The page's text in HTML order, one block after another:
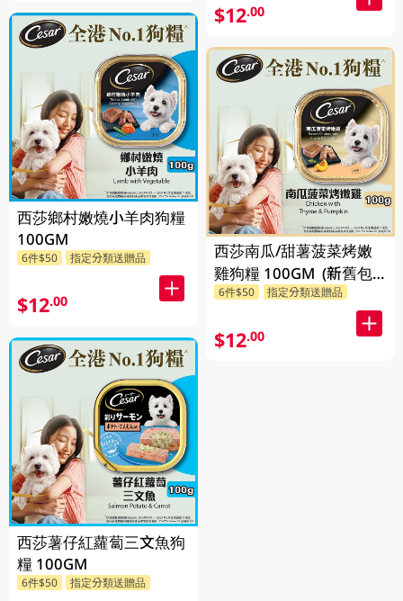
西莎鄉村嫩燒小羊肉狗糧
100GM
6件$50 指定分類送贈品
$12.00
西莎薯仔紅蘿蔔三文魚狗
糧 100GM
6件$50 指定分類送贈品
$12.00
西莎南瓜/甜薯菠菜烤嫩
雞狗糧 100GM (新舊包
裝隨機發貨)
6件$50 指定分類送贈品
$12.00